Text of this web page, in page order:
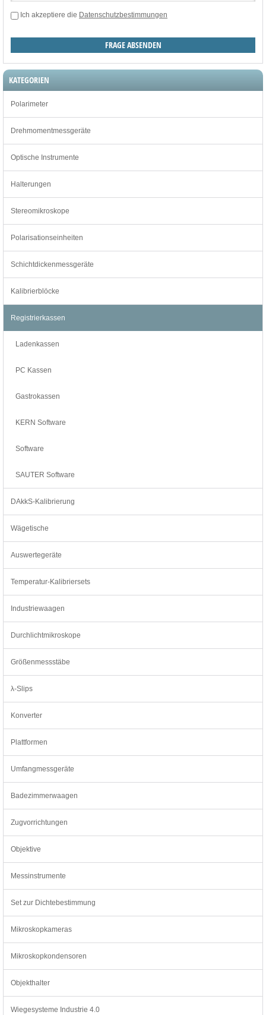
Ich akzeptiere die Datenschutzbestimmungen
KATEGORIEN
Polarimeter
Drehmomentmessgeräte
Optische Instrumente
Halterungen
Stereomikroskope
Polarisationseinheiten
Schichtdickenmessgeräte
Kalibrierblöcke
Registrierkassen
Ladenkassen
PC Kassen
Gastrokassen
KERN Software
Software
SAUTER Software
DAkkS-Kalibrierung
Wägetische
Auswertegeräte
Temperatur-Kalibriersets
Industriewaagen
Durchlichtmikroskope
Größenmessstäbe
λ-Slips
Konverter
Plattformen
Umfangmessgeräte
Badezimmerwaagen
Zugvorrichtungen
Objektive
Messinstrumente
Set zur Dichtebestimmung
Mikroskopkameras
Mikroskopkondensoren
Objekthalter
Wiegesysteme Industrie 4.0